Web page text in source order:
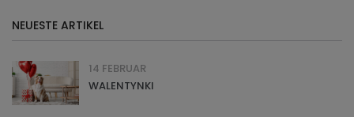
NEUESTE ARTIKEL
14 FEBRUAR
WALENTYNKI